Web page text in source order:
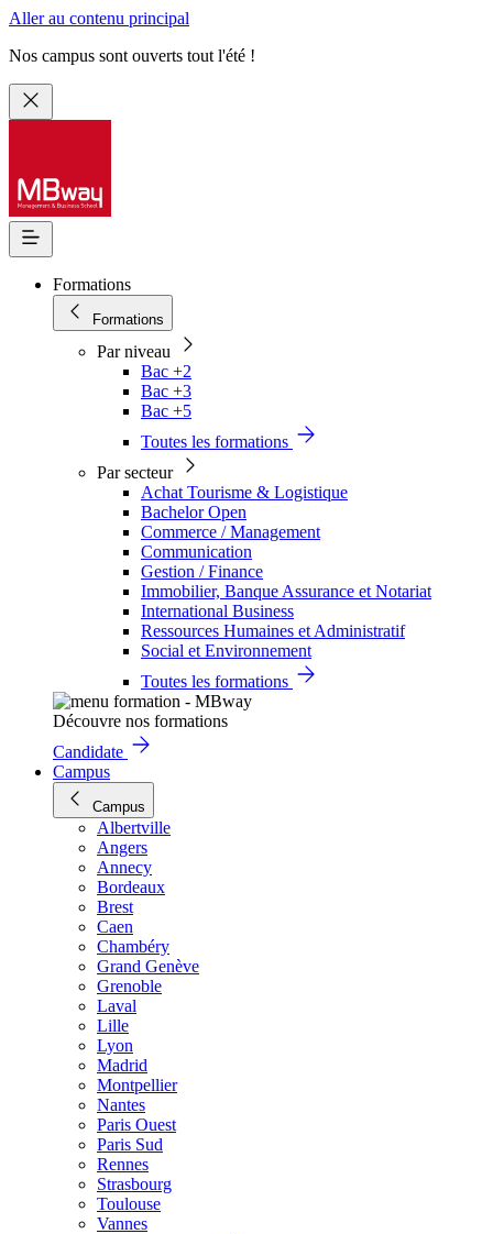
Aller au contenu principal
Nos campus sont ouverts tout l'été !
Formations
Formations
Par niveau
Bac +2
Bac +3
Bac +5
Toutes les formations
Par secteur
Achat Tourisme & Logistique
Bachelor Open
Commerce / Management
Communication
Gestion / Finance
Immobilier, Banque Assurance et Notariat
International Business
Ressources Humaines et Administratif
Social et Environnement
Toutes les formations
Découvre nos formations
Candidate
Campus
Campus
Albertville
Angers
Annecy
Bordeaux
Brest
Caen
Chambéry
Grand Genève
Grenoble
Laval
Lille
Lyon
Madrid
Montpellier
Nantes
Paris Ouest
Paris Sud
Rennes
Strasbourg
Toulouse
Vannes